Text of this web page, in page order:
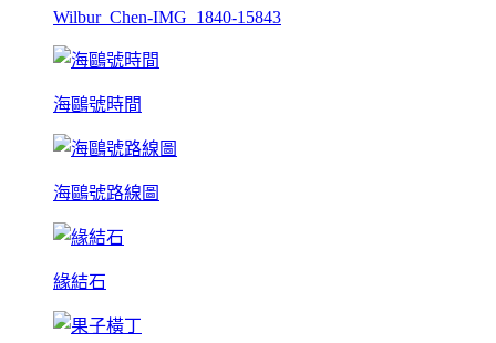
Wilbur_Chen-IMG_1840-15843
海鷗號時間
海鷗號路線圖
緣結石